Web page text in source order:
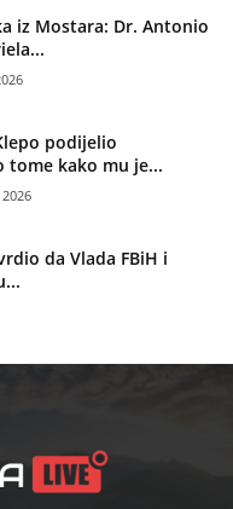
iz Mostara: Dr. Antonio
podijelio
kako mu je...
da Vlada FBiH i